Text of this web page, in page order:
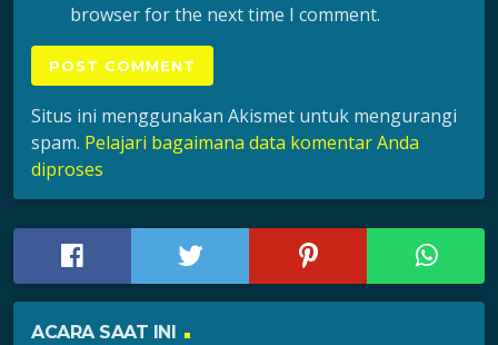
browser for the next time I comment.
Situs ini menggunakan Akismet untuk mengurangi
spam. Pelajari bagaimana data komentar Anda
diproses
ACARA SAAT INI